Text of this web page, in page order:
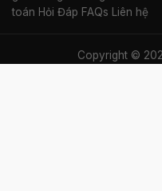
toán Hỏi Đáp FAQs Liên hệ
Copyright ©